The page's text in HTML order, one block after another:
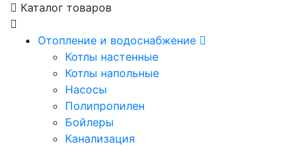
Каталог товаров
Отопление и водоснабжение
Котлы настенные
Котлы напольные
Насосы
Полипропилен
Бойлеры
Канализация